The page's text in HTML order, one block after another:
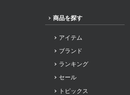
商品を探す
アイテム
ブランド
ランキング
セール
トピックス